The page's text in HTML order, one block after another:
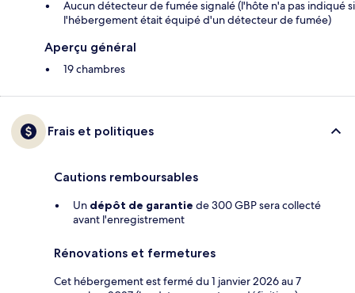
Aucun détecteur de fumée signalé (l'hôte n'a pas indiqué si
l'hébergement était équipé d'un détecteur de fumée)
Aperçu général
19 chambres
Frais et politiques
Cautions remboursables
Un dépôt de garantie de 300 GBP sera collecté
avant l'enregistrement
Rénovations et fermetures
Cet hébergement est fermé du 1 janvier 2026 au 7